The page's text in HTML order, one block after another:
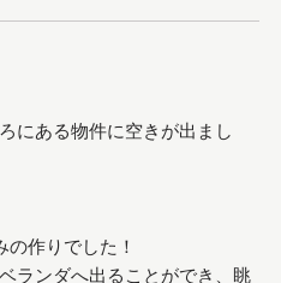
にある物件に空きが出まし
作りでした！
ランダへ出ることができ、眺